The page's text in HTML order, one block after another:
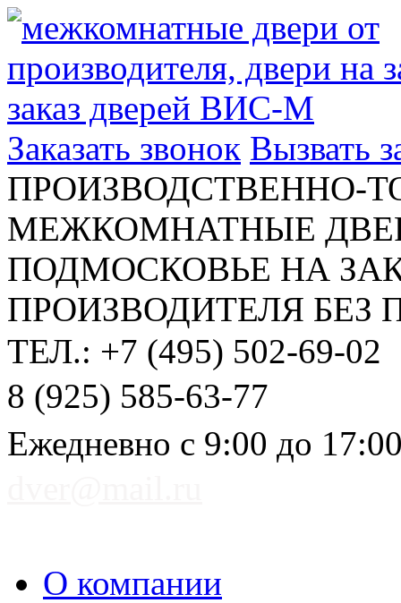
Заказать звонок Вызвать
ПРОИЗВОДСТВЕННО-
МЕЖКОМНАТНЫЕ
ПОДМОСКОВЬЕ НА
ПРОИЗВОДИТЕЛЯ БЕЗ
ТЕЛ.: +7 (495) 502-69-02
8 (925) 585-63-77
Ежедневно с 9:00 до
О компании